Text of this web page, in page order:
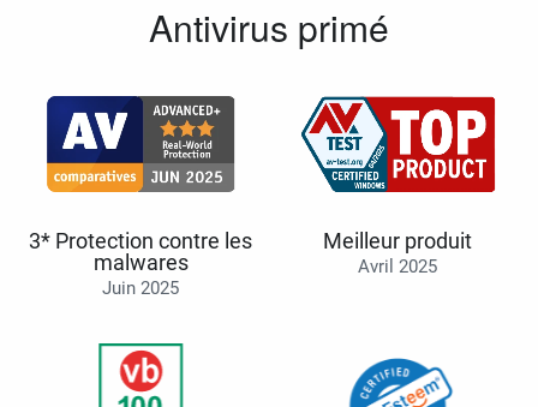
Antivirus primé
3* Protection contre les
malwares
Juin 2025
Meilleur produit
Avril 2025